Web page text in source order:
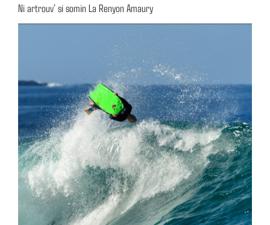
Ni artrouv’ si somin La Renyon Amaury